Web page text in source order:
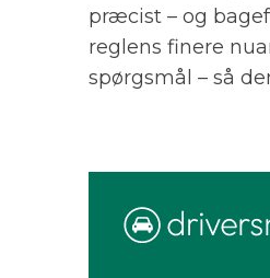
præcist – og
reglens finere
spørgsmål – så